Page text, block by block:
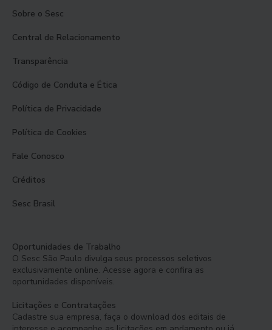
Sobre o Sesc
Central de Relacionamento
Transparência
Código de Conduta e Ética
Política de Privacidade
Política de Cookies
Fale Conosco
Créditos
Sesc Brasil
Oportunidades de Trabalho
O Sesc São Paulo divulga seus processos seletivos
exclusivamente online. Acesse agora e confira as
oportunidades disponíveis.
Licitações e Contratações
Cadastre sua empresa, faça o download dos editais de